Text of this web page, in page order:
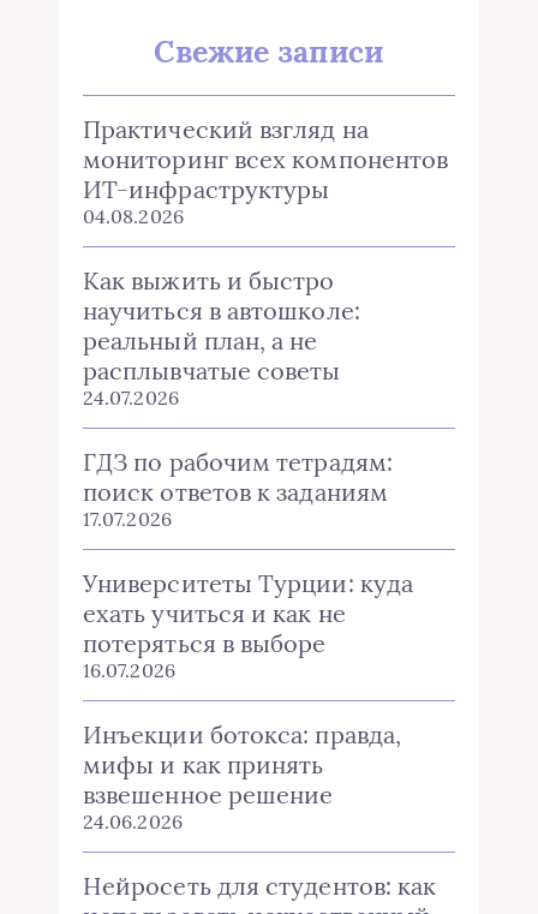
Свежие записи
Практический взгляд на
мониторинг всех компонентов
ИТ-инфраструктуры
04.08.2026
Как выжить и быстро
научиться в автошколе:
реальный план, а не
расплывчатые советы
24.07.2026
ГДЗ по рабочим тетрадям:
поиск ответов к заданиям
17.07.2026
Университеты Турции: куда
ехать учиться и как не
потеряться в выборе
16.07.2026
Инъекции ботокса: правда,
мифы и как принять
взвешенное решение
24.06.2026
Нейросеть для студентов: как